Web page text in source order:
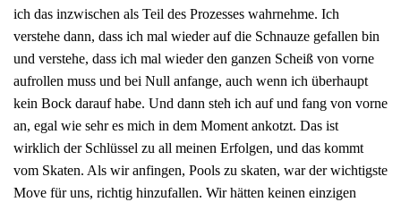
ich das inzwischen als Teil des Prozesses wahrnehme. Ich
verstehe dann, dass ich mal wieder auf die Schnauze gefallen bin
und verstehe, dass ich mal wieder den ganzen Scheiß von vorne
aufrollen muss und bei Null anfange, auch wenn ich überhaupt
kein Bock darauf habe. Und dann steh ich auf und fang von vorne
an, egal wie sehr es mich in dem Moment ankotzt. Das ist
wirklich der Schlüssel zu all meinen Erfolgen, und das kommt
vom Skaten. Als wir anfingen, Pools zu skaten, war der wichtigste
Move für uns, richtig hinzufallen. Wir hätten keinen einzigen